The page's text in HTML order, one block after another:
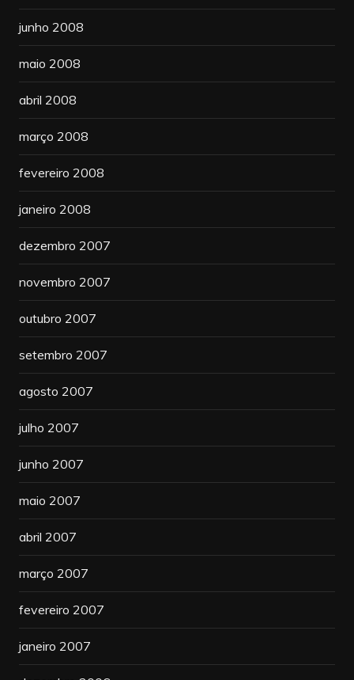
junho 2008
maio 2008
abril 2008
março 2008
fevereiro 2008
janeiro 2008
dezembro 2007
novembro 2007
outubro 2007
setembro 2007
agosto 2007
julho 2007
junho 2007
maio 2007
abril 2007
março 2007
fevereiro 2007
janeiro 2007